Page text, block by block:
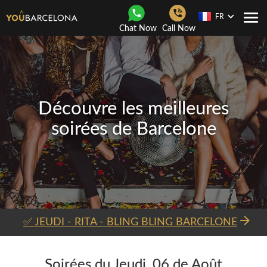
Chat Now Call Now
FR
Découvre les meilleures
soirées de Barcelone
✅ JEUDI - RITA - BLING BLING BARCELONE